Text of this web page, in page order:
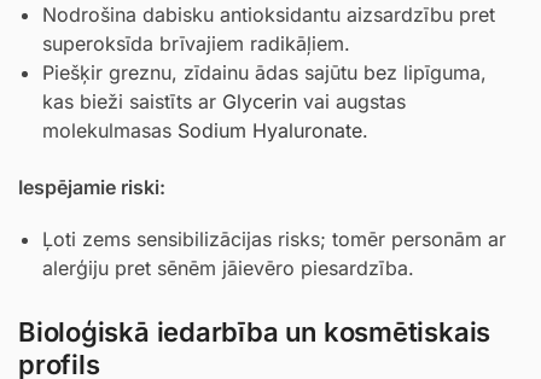
Nodrošina dabisku antioksidantu aizsardzību pret
superoksīda brīvajiem radikāļiem.
Piešķir greznu, zīdainu ādas sajūtu bez lipīguma,
kas bieži saistīts ar Glycerin vai augstas
molekulmasas Sodium Hyaluronate.
Iespējamie riski:
Ļoti zems sensibilizācijas risks; tomēr personām ar
alerģiju pret sēnēm jāievēro piesardzība.
Bioloģiskā iedarbība un kosmētiskais
profils